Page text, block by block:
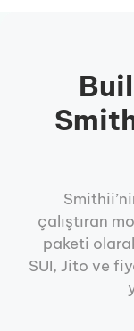
çalıştıran
paketi
SUI, Jito ve